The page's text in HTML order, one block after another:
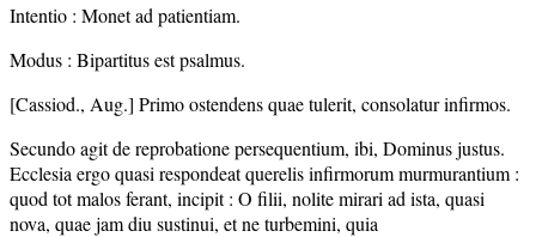
Intentio : Monet ad patientiam.
Modus : Bipartitus est psalmus.
[Cassiod., Aug.] Primo ostendens quae tulerit, consolatur infirmos.
Secundo agit de reprobatione persequentium, ibi, Dominus justus.
Ecclesia ergo quasi respondeat querelis infirmorum murmurantium :
quod tot malos ferant, incipit : O filii, nolite mirari ad ista, quasi
nova, quae jam diu sustinui, et ne turbemini, quia